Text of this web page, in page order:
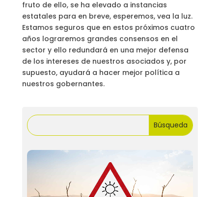
fruto de ello, se ha elevado a instancias
estatales para en breve, esperemos, vea la luz.
Estamos seguros que en estos próximos cuatro
años lograremos grandes consensos en el
sector y ello redundará en una mejor defensa
de los intereses de nuestros asociados y, por
supuesto, ayudará a hacer mejor política a
nuestros gobernantes.